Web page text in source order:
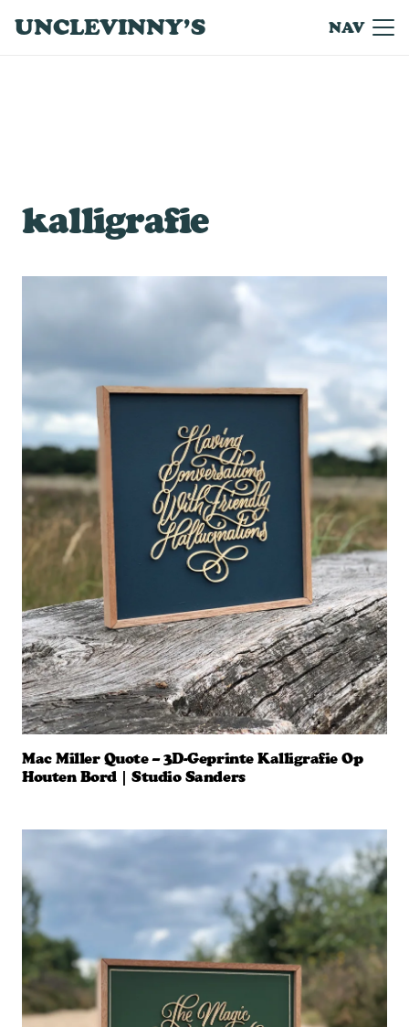
UNCLEVINNY’S NAV
kalligrafie
Mac Miller Quote – 3D-Geprinte Kalligrafie Op
Houten Bord | Studio Sanders